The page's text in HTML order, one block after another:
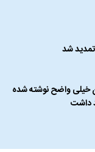
شد
خیلی واضح نوشته شده
داشت